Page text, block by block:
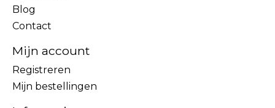
Blog
Contact
Mijn account
Registreren
Mijn bestellingen